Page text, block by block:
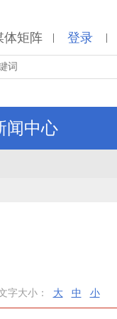
体矩阵 | 登录 |
闻中心
字大小： 大 中 小